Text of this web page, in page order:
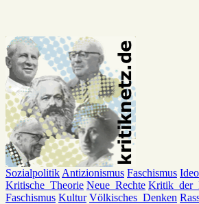
Sozialpolitik Antizionismus Faschismus
Kritische_Theorie Neue_Rechte
Faschismus Kultur Völkisches_Denken